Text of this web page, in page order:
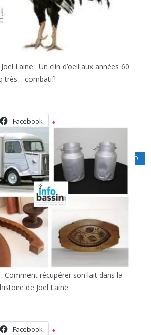
D’AVANT: UN COQ HARDI…
Laine : Un clin d’oeil aux années 60
très… combatif!
Facebook
LOISIRS CULTURELS,PODCAST RADIO
D’AVANT: LE LAITIER ET LA
FERME…
Comment récupérer son lait dans la
de Joel Laine
Facebook